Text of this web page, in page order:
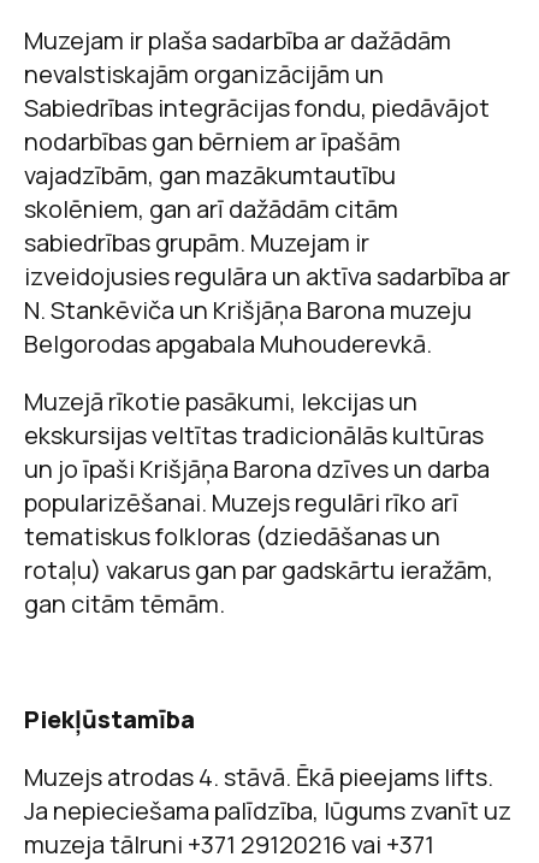
Muzejam ir plaša sadarbība ar dažādām
nevalstiskajām organizācijām un
Sabiedrības integrācijas fondu, piedāvājot
nodarbības gan bērniem ar īpašām
vajadzībām, gan mazākumtautību
skolēniem, gan arī dažādām citām
sabiedrības grupām. Muzejam ir
izveidojusies regulāra un aktīva sadarbība ar
N. Stankēviča un Krišjāņa Barona muzeju
Belgorodas apgabala Muhouderevkā.
Muzejā rīkotie pasākumi, lekcijas un
ekskursijas veltītas tradicionālās kultūras
un jo īpaši Krišjāņa Barona dzīves un darba
popularizēšanai. Muzejs regulāri rīko arī
tematiskus folkloras (dziedāšanas un
rotaļu) vakarus gan par gadskārtu ieražām,
gan citām tēmām.
Piekļūstamība
Muzejs atrodas 4. stāvā. Ēkā pieejams lifts.
Ja nepieciešama palīdzība, lūgums zvanīt uz
muzeja tālruni +371 29120216 vai +371